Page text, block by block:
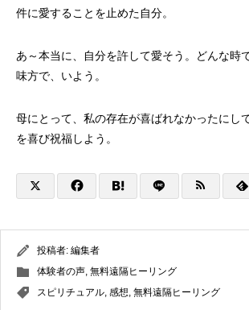
件に愛することを止めた自分。
あ～本当に、自分を許して愛そう。どんな時
味方で、いよう。
母にとって、私の存在が喜ばれなかったにし
を喜び祝福しよう。
投稿者: 編集者
体験者の声, 無料遠隔ヒーリング
スピリチュアル, 感想, 無料遠隔ヒーリング